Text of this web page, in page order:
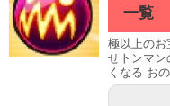
一覧
極以上の
せトンマン
くなる お